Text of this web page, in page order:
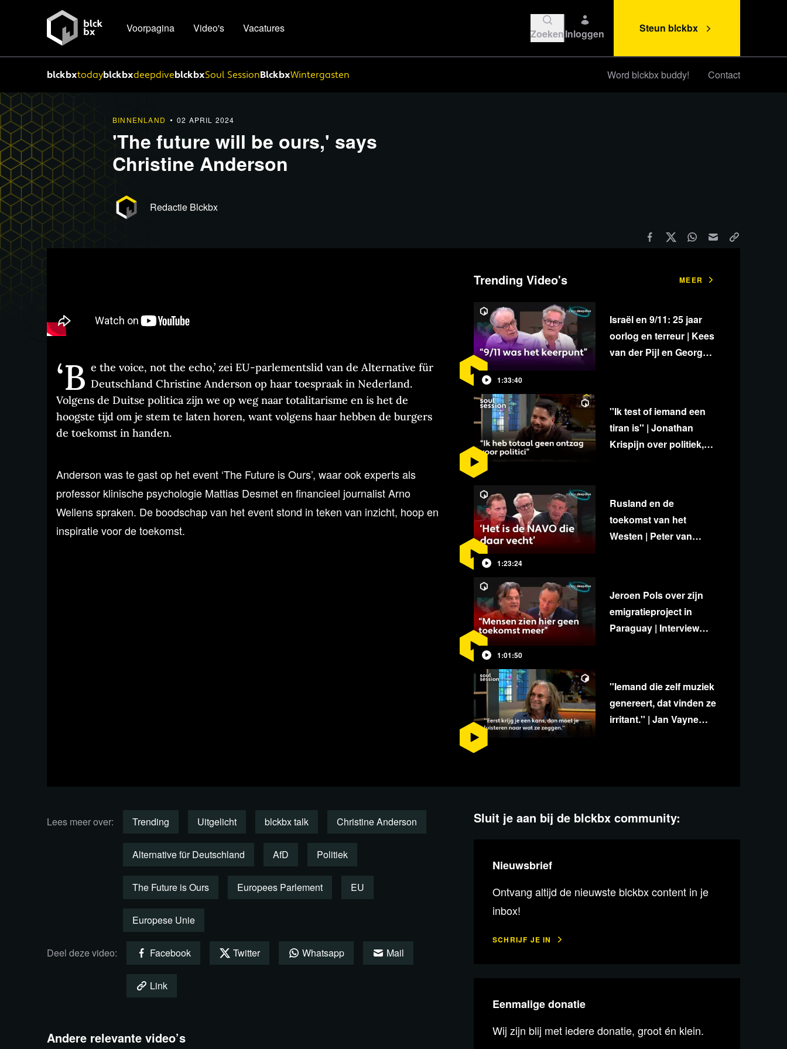
Voorpagina Video's Vacatures ZoekenInloggen Steun blckbx
blckbxtodayblckbxdeepdiveblckbxSoul SessionBlckbxWintergasten Word blckbx buddy! Contact
BINNENLAND 02 APRIL 2024
'The future will be ours,' says
Christine Anderson
Redactie Blckbx
‘B e the voice, not the echo,’ zei EU-parlementslid van de Alternative für
Deutschland Christine Anderson op haar toespraak in Nederland.
Volgens de Duitse politica zijn we op weg naar totalitarisme en is het de
hoogste tijd om je stem te laten horen, want volgens haar hebben de burgers
de toekomst in handen.
Anderson was te gast op het event ‘The Future is Ours’, waar ook experts als
professor klinische psychologie Mattias Desmet en financieel journalist Arno
Wellens spraken. De boodschap van het event stond in teken van inzicht, hoop en
inspiratie voor de toekomst.
anderen kan blckbx
blijven bestaan!
Lees meer over: Trending Uitgelicht blckbx talk Christine Anderson
Alternative für Deutschland AfD Politiek
The Future is Ours Europees Parlement EU
Europese Unie
Deel deze video: Facebook Twitter Whatsapp Mail
Link
Andere relevante video’s
Trending Video's MEER
1:33:40
Israël en 9/11: 25 jaar
oorlog en terreur | Kees
van der Pijl en George
''Ik test of iemand een
tiran is'' | Jonathan
Krispijn over politiek,
1:23:24
Rusland en de
toekomst van het
Westen | Peter van
1:01:50
Jeroen Pols over zijn
emigratieproject in
Paraguay | Interview
''Iemand die zelf muziek
genereert, dat vinden ze
irritant.'' | Jan Vayne
Sluit je aan bij de blckbx community:
Nieuwsbrief
Ontvang altijd de nieuwste blckbx content in je
inbox!
SCHRIJF JE IN
Eenmalige donatie
Wij zijn blij met iedere donatie, groot én klein.